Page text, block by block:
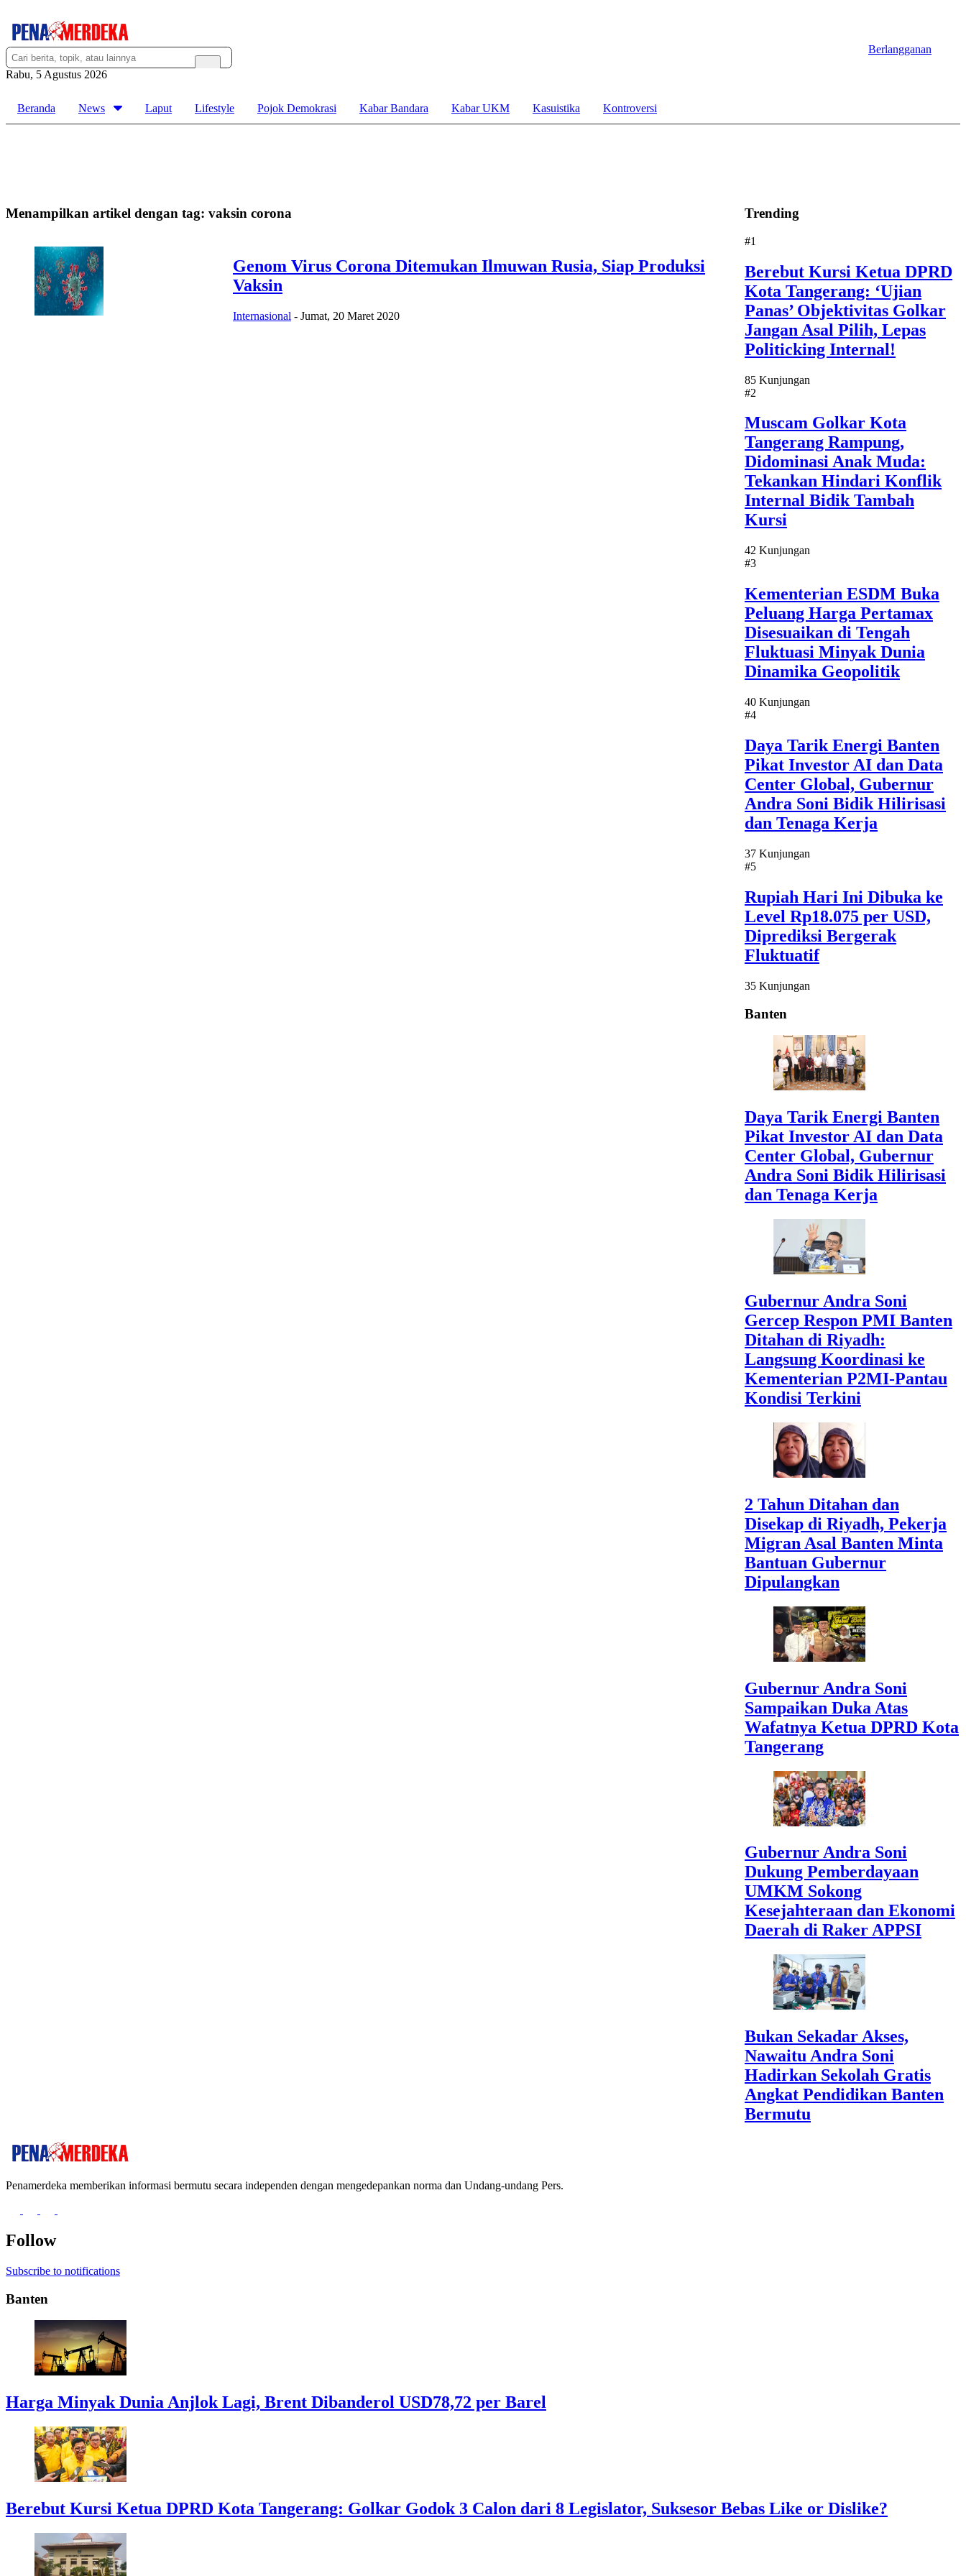
Rabu, 5 Agustus 2026
Berlangganan
Beranda News Laput Lifestyle Pojok Demokrasi Kabar Bandara Kabar UKM Kasuistika Kontroversi
Menampilkan artikel dengan tag: vaksin corona
Genom Virus Corona Ditemukan Ilmuwan Rusia, Siap Produksi
Vaksin
Internasional - Jumat, 20 Maret 2020
Trending
#1
Berebut Kursi Ketua DPRD
Kota Tangerang: ‘Ujian
Panas’ Objektivitas Golkar
Jangan Asal Pilih, Lepas
Politicking Internal!
85 Kunjungan
#2
Muscam Golkar Kota
Tangerang Rampung,
Didominasi Anak Muda:
Tekankan Hindari Konflik
Internal Bidik Tambah
Kursi
42 Kunjungan
#3
Kementerian ESDM Buka
Peluang Harga Pertamax
Disesuaikan di Tengah
Fluktuasi Minyak Dunia
Dinamika Geopolitik
40 Kunjungan
#4
Daya Tarik Energi Banten
Pikat Investor AI dan Data
Center Global, Gubernur
Andra Soni Bidik Hilirisasi
dan Tenaga Kerja
37 Kunjungan
#5
Rupiah Hari Ini Dibuka ke
Level Rp18.075 per USD,
Diprediksi Bergerak
Fluktuatif
35 Kunjungan
Banten
Daya Tarik Energi Banten
Pikat Investor AI dan Data
Center Global, Gubernur
Andra Soni Bidik Hilirisasi
dan Tenaga Kerja
Gubernur Andra Soni
Gercep Respon PMI Banten
Ditahan di Riyadh:
Langsung Koordinasi ke
Kementerian P2MI-Pantau
Kondisi Terkini
2 Tahun Ditahan dan
Disekap di Riyadh, Pekerja
Migran Asal Banten Minta
Bantuan Gubernur
Dipulangkan
Gubernur Andra Soni
Sampaikan Duka Atas
Wafatnya Ketua DPRD Kota
Tangerang
Gubernur Andra Soni
Dukung Pemberdayaan
UMKM Sokong
Kesejahteraan dan Ekonomi
Daerah di Raker APPSI
Bukan Sekadar Akses,
Nawaitu Andra Soni
Hadirkan Sekolah Gratis
Angkat Pendidikan Banten
Bermutu
Penamerdeka memberikan informasi bermutu secara independen dengan mengedepankan norma dan Undang-undang Pers.
Follow
Subscribe to notifications
Banten
Harga Minyak Dunia Anjlok Lagi, Brent Dibanderol USD78,72 per Barel
Berebut Kursi Ketua DPRD Kota Tangerang: Golkar Godok 3 Calon dari 8 Legislator, Suksesor Bebas Like or Dislike?